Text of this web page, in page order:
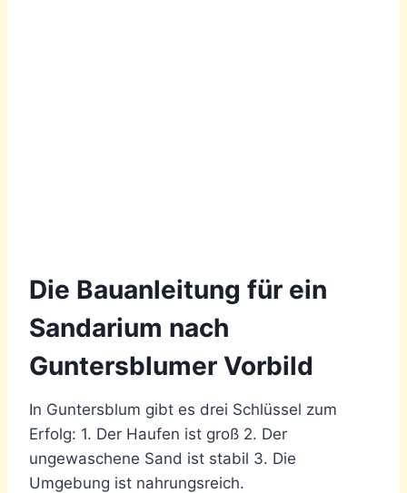
Die Bauanleitung für ein
Sandarium nach
Guntersblumer Vorbild
In Guntersblum gibt es drei Schlüssel zum
Erfolg: 1. Der Haufen ist groß 2. Der
ungewaschene Sand ist stabil 3. Die
Umgebung ist nahrungsreich.